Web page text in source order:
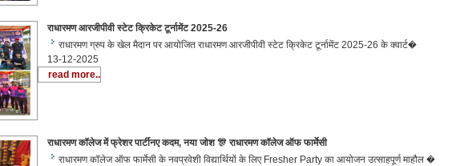
राधारमण आरजीपीवी स्टेट क्रिकेट टूर्नामेंट 2025-26
राधारमण ग्रुप के खेल मैदान पर आयोजित राधारमण आरजीपीवी स्टेट क्रिकेट टूर्नामेंट 2025-26 के क्वार्ट�
13-12-2025
read more..
राधारमण कॉलेज में फ्रेशर पार्टीनए कदम, नया जोश 🎊 राधारमण कॉलेज ऑफ फार्मेसी
राधारमण कॉलेज ऑफ फार्मेसी के नवप्रवेशी विद्यार्थियों के लिए Fresher Party का आयोजन उत्साहपूर्ण माहौल �